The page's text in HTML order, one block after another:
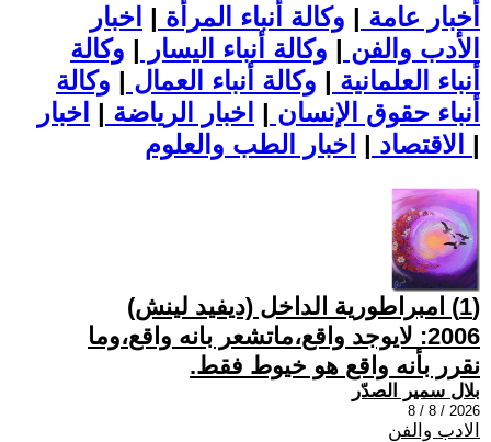
أخبار عامة | وكالة أنباء المرأة | اخبار
الأدب والفن | وكالة أنباء اليسار | وكالة
أنباء العلمانية | وكالة أنباء العمال | وكالة
أنباء حقوق الإنسان | اخبار الرياضة | اخبار
الاقتصاد | |
(1) امبراطورية الداخل (ديفيد لينش)
2006: لايوجد واقع،ماتشعر بانه واقع،وما
نقرر بأنه واقع هو خيوط فقط.
بلال سمير الصدّر
2026 / 8 / 8
الادب والفن